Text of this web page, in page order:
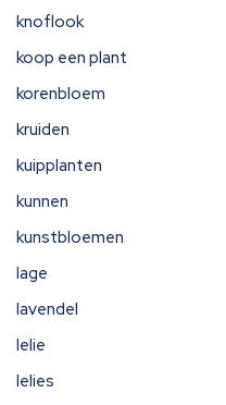
knoflook
koop een plant
korenbloem
kruiden
kuipplanten
kunnen
kunstbloemen
lage
lavendel
lelie
lelies